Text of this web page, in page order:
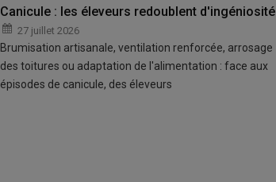
Canicule : les éleveurs redoublent d'ingéniosité
27 juillet 2026
Brumisation artisanale, ventilation renforcée, arrosage
des toitures ou adaptation de l'alimentation : face aux
épisodes de canicule, des éleveurs